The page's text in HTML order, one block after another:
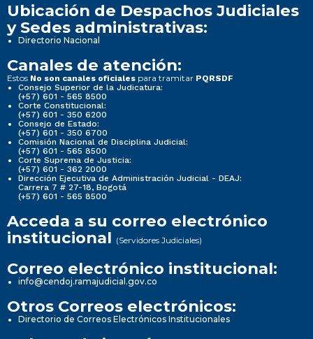
Ubicación de Despachos Judiciales
y Sedes administrativas:
Directorio Nacional
Canales de atención:
Estos No son canales oficiales para tramitar PQRSDF
Consejo Superior de la Judicatura:
(+57) 601 - 565 8500
Corte Constitucional:
(+57) 601 - 350 6200
Consejo de Estado:
(+57) 601 - 350 6700
Comisión Nacional de Disciplina Judicial:
(+57) 601 - 565 8500
Corte Suprema de Justicia:
(+57) 601 - 362 2000
Dirección Ejecutiva de Administración Judicial - DEAJ:
Carrera 7 # 27-18, Bogotá
(+57) 601 - 565 8500
Acceda a su correo electrónico
institucional (Servidores Judiciales)
Correo electrónico institucional:
info@cendoj.ramajudicial.gov.co
Otros Correos electrónicos:
Directorio de Correos Electrónicos Institucionales